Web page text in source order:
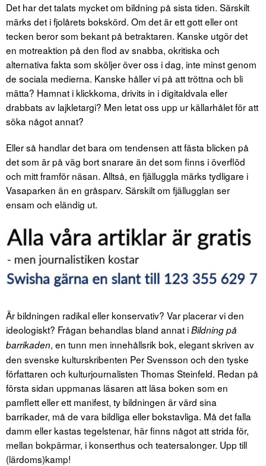
Det har det talats mycket om bildning på sista tiden. Särskilt
märks det i fjolårets bokskörd. Om det är ett gott eller ont
tecken beror som bekant på betraktaren. Kanske utgör det
en motreaktion på den flod av snabba, okritiska och
alternativa fakta som sköljer över oss i dag, inte minst genom
de sociala medierna. Kanske håller vi på att tröttna och bli
mätta? Hamnat i klickkoma, drivits in i digitaldvala eller
drabbats av lajkletargi? Men letat oss upp ur källarhålet för att
söka något annat?
Eller så handlar det bara om tendensen att fästa blicken på
det som är på väg bort snarare än det som finns i överflöd
och mitt framför näsan. Alltså, en fjälluggla märks tydligare i
Vasaparken än en gråsparv. Särskilt om fjällugglan ser
ensam och eländig ut.
Är bildningen radikal eller konservativ? Var placerar vi den
ideologiskt? Frågan behandlas bland annat iBildning på
barrikaden, en tunn men innehållsrik bok, elegant skriven av
den svenske kulturskribenten Per Svensson och den tyske
författaren och kulturjournalisten Thomas Steinfeld. Redan på
första sidan uppmanas läsaren att läsa boken som en
pamflett eller ett manifest, ty bildningen är värd sina
barrikader, må de vara bildliga eller bokstavliga. Må det falla
damm eller kastas tegelstenar, här finns något att strida för,
mellan bokpärmar, i konserthus och teatersalonger. Upp till
(lärdoms)kamp!